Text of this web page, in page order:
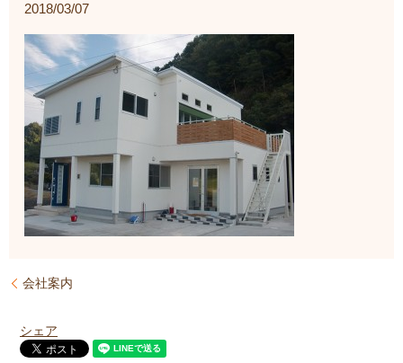
2018/03/07
会社案内
シェア